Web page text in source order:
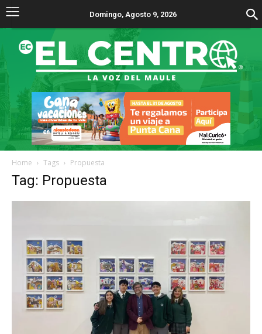
Domingo, Agosto 9, 2026
Home Tags Propuesta
Tag: Propuesta